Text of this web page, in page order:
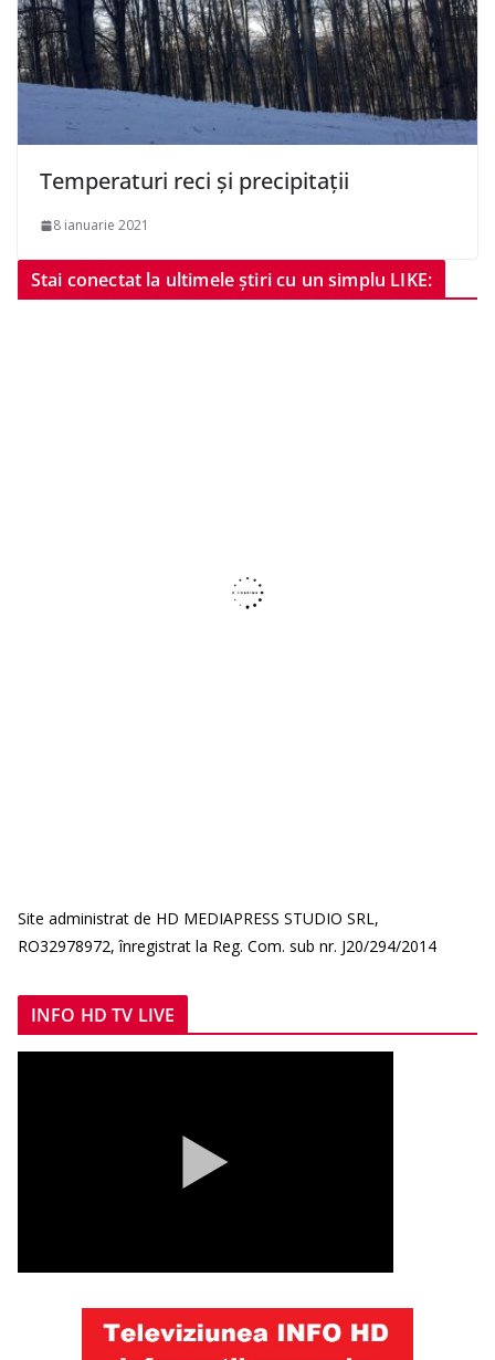
Temperaturi reci și precipitații
8 ianuarie 2021
Stai conectat la ultimele știri cu un simplu LIKE:
Site administrat de HD MEDIAPRESS STUDIO SRL,
RO32978972, înregistrat la Reg. Com. sub nr. J20/294/2014
INFO HD TV LIVE